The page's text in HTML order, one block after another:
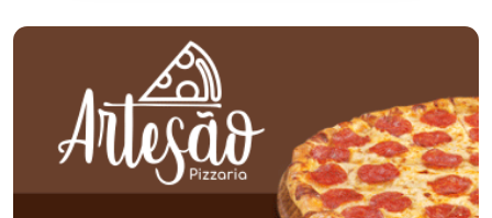
Planalto (59)
Poções (182)